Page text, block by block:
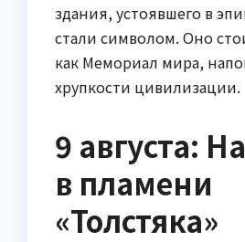
здания, устоявшего в
стали символом. Оно
как Мемориал мира,
хрупкости цивилизации.
9 августа:
в пламени
«Толстяка»